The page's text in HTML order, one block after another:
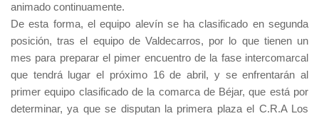
animado continuamente.
De esta forma, el equipo alevín se ha clasificado en segunda
posición, tras el equipo de Valdecarros, por lo que tienen un
mes para preparar el pimer encuentro de la fase intercomarcal
que tendrá lugar el próximo 16 de abril, y se enfrentarán al
primer equipo clasificado de la comarca de Béjar, que está por
determinar, ya que se disputan la primera plaza el C.R.A Los